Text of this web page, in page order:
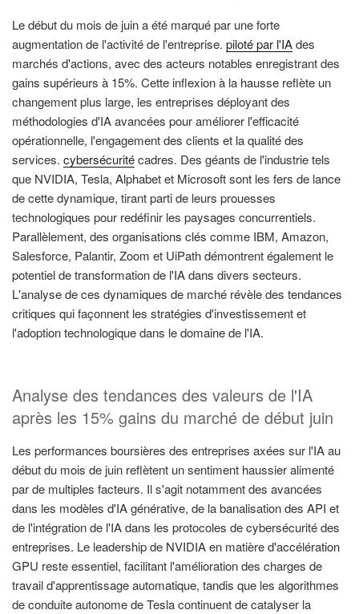
Le début du mois de juin a été marqué par une forte
augmentation de l'activité de l'entreprise. piloté par l'IAdes
marchés d'actions, avec des acteurs notables enregistrant des
gains supérieurs à 15%. Cette inflexion à la hausse reflète un
changement plus large, les entreprises déployant des
méthodologies d'IA avancées pour améliorer l'efficacité
opérationnelle, l'engagement des clients et la qualité des
services. cybersécuritécadres. Des géants de l'industrie tels
que NVIDIA, Tesla, Alphabet et Microsoft sont les fers de lance
de cette dynamique, tirant parti de leurs prouesses
technologiques pour redéfinir les paysages concurrentiels.
Parallèlement, des organisations clés comme IBM, Amazon,
Salesforce, Palantir, Zoom et UiPath démontrent également le
potentiel de transformation de l'IA dans divers secteurs.
L'analyse de ces dynamiques de marché révèle des tendances
critiques qui façonnent les stratégies d'investissement et
l'adoption technologique dans le domaine de l'IA.
Analyse des tendances des valeurs de l'IA
après les 15% gains du marché de début juin
Les performances boursières des entreprises axées sur l'IA au
début du mois de juin reflètent un sentiment haussier alimenté
par de multiples facteurs. Il s'agit notamment des avancées
dans les modèles d'IA générative, de la banalisation des API et
de l'intégration de l'IA dans les protocoles de cybersécurité des
entreprises. Le leadership de NVIDIA en matière d'accélération
GPU reste essentiel, facilitant l'amélioration des charges de
travail d'apprentissage automatique, tandis que les algorithmes
de conduite autonome de Tesla continuent de catalyser la